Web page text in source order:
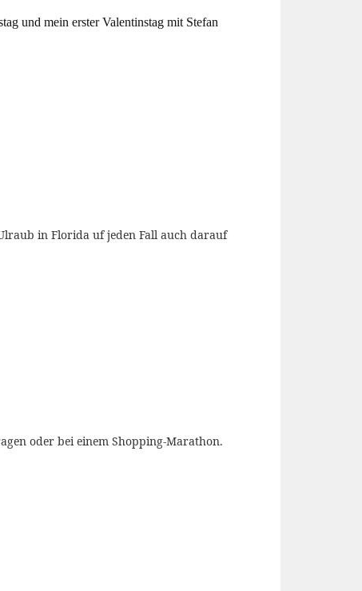
und mein erster Valentinstag mit Stefan
in Florida uf jeden Fall auch darauf
oder bei einem Shopping-Marathon.